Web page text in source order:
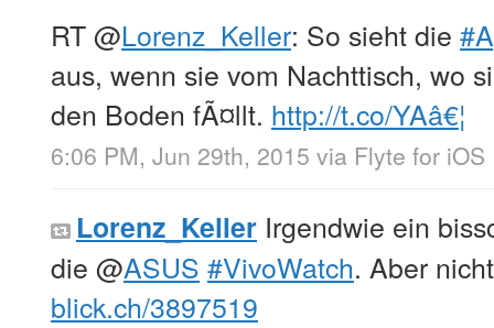
RT@Lorenz_Keller: So sieht die
aus, wenn sie vom Nachttisch, wo
den Boden fÃ¤llt. http://t.co/YAâ€¦
6:06 PM, Jun 29th, 2015 via Flyte for iOS
Lorenz_Keller Irgendwie ein
die @ASUS #VivoWatch. Aber
blick.ch/3897519